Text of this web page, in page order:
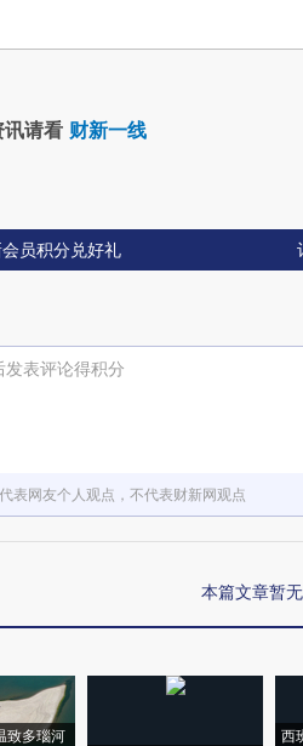
请看 财新一线
会员积分兑好礼
发表评论得积分
表网友个人观点，不代表财新网观点
本篇文章暂
致多瑙河
西